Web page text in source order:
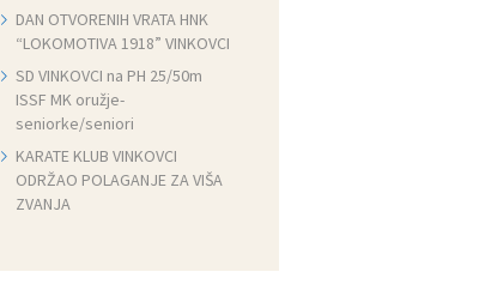
DAN OTVORENIH VRATA HNK
“LOKOMOTIVA 1918” VINKOVCI
SD VINKOVCI na PH 25/50m
ISSF MK oružje-
seniorke/seniori
KARATE KLUB VINKOVCI
ODRŽAO POLAGANJE ZA VIŠA
ZVANJA